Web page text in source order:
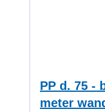
PP d. 75 -
meter